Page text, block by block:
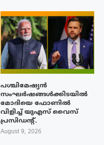
പശ്ചിമേഷ്യന്‍
സംഘര്‍ഷങ്ങള്‍ക്കിടയിൽ
മോദിയെ ഫോണില്‍
വിളിച്ച് യുഎസ് വൈസ്
പ്രസിഡന്റ്.
August 9, 2026